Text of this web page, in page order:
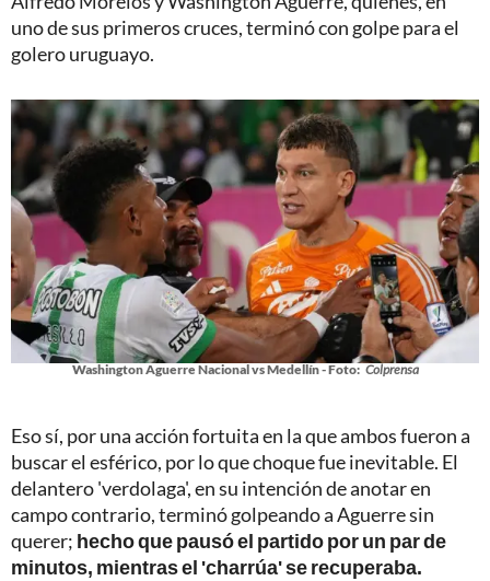
uno de sus primeros cruces, terminó con golpe para el
golero uruguayo.
Washington Aguerre Nacional vs Medellín - Foto: Colprensa
Eso sí, por una acción fortuita en la que ambos fueron a
buscar el esférico, por lo que choque fue inevitable. El
delantero 'verdolaga', en su intención de anotar en
campo contrario, terminó golpeando a Aguerre sin
querer; hecho que pausó el partido por un par de
minutos, mientras el 'charrúa' se recuperaba.